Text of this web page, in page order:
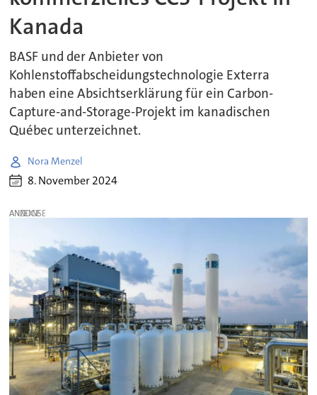
Kanada
BASF und der Anbieter von
Kohlenstoffabscheidungstechnologie Exterra
haben eine Absichtserklärung für ein Carbon-
Capture-and-Storage-Projekt im kanadischen
Québec unterzeichnet.
Nora Menzel
8. November 2024
ANZEIGE